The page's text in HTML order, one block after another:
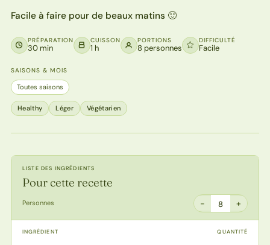
Facile à faire pour de beaux matins 🙂
PRÉPARATION
30 min
CUISSON
1 h
PORTIONS
8 personnes
DIFFICULTÉ
Facile
SAISONS & MOIS
Toutes saisons
Healthy Léger Végétarien
LISTE DES INGRÉDIENTS
Pour cette recette
Personnes − 8 +
INGRÉDIENT QUANTITÉ